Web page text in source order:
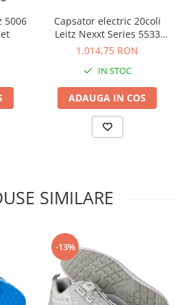
&
birou
5006
Capsator electric 20coli
Leitz Nexxt Series 5533
albastru
1.014,75 RON
IN STOC
ADAUGA IN COS
SIMILARE
-13%